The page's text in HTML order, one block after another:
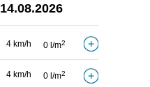
14.08.2026
4 km/h 0 l/m2
4 km/h 0 l/m2